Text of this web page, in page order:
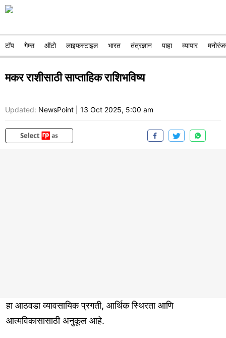
टॉप गेम्स ऑटो लाइफस्टाइल भारत तंत्रज्ञान पाहा व्यापार
मकर राशीसाठी साप्ताहिक राशिभविष्य
Updated: NewsPoint 13 Oct 2025, 5:00 am
हा आठवडा व्यावसायिक प्रगती, आर्थिक स्थिरता आणि
आत्मविकासासाठी अनुकूल आहे.